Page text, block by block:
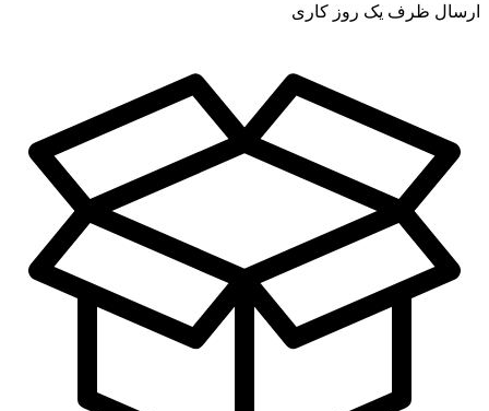
ارسال ظرف یک روز کاری